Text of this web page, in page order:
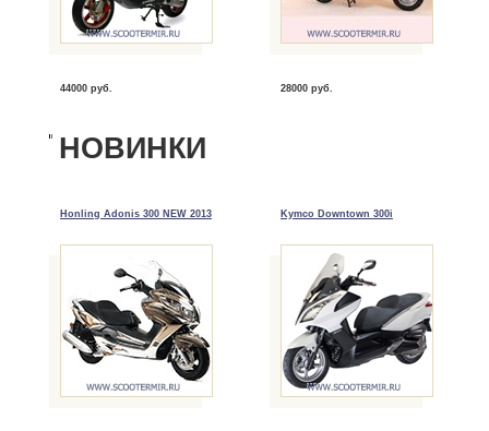
44000 руб. 28000 руб.
НОВИНКИ
Honling Adonis 300 NEW 2013 Kymco Downtown 300i